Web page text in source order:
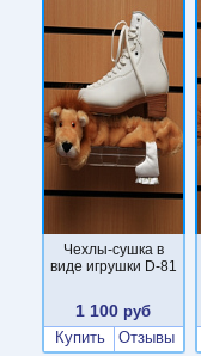
Чехлы-сушка в
виде игрушки D-81
1 100 руб
Купить
Отзывы